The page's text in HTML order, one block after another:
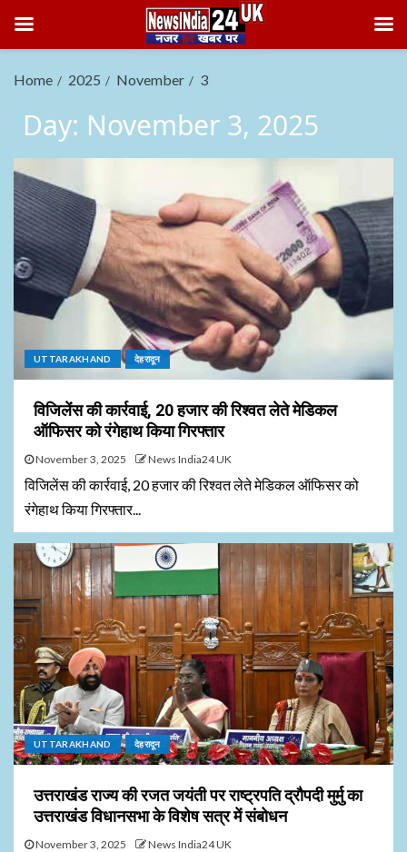
Home 2025 November 3
Day: November 3, 2025
UTTARAKHAND देहरादून
विजिलेंस की कार्रवाई, 20 हजार की रिश्वत लेते मेडिकल
ऑफिसर को रंगेहाथ किया गिरफ्तार
November 3, 2025 News India24 UK
विजिलेंस की कार्रवाई, 20 हजार की रिश्वत लेते मेडिकल ऑफिसर को
रंगेहाथ किया गिरफ्तार...
UTTARAKHAND देहरादून
उत्तराखंड राज्य की रजत जयंती पर राष्ट्रपति द्रौपदी मुर्मु का
उत्तराखंड विधानसभा के विशेष सत्र में संबोधन
November 3, 2025 News India24 UK